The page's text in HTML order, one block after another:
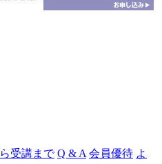
受講まで Q & A 会員優待 よ